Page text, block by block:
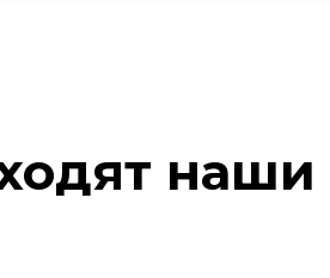
наши